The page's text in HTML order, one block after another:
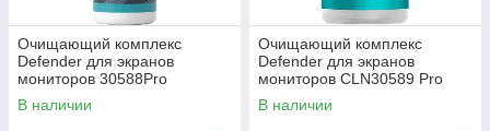
Очищающий комплекс
Defender для экранов
мониторов 30588Pro
В наличии
Очищающий комплекс
Defender для экранов
мониторов CLN30589 Pro
В наличии